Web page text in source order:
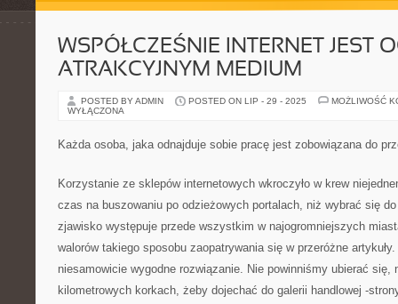
WSPÓŁCZEŚNIE INTERNET JEST
ATRAKCYJNYM MEDIUM
POSTED BY ADMIN POSTED ON LIP - 29 - 2025
MOŻLIWOŚĆ
WYŁĄCZONA
Każda osoba, jaka odnajduje sobie pracę jest zobowiązana do
Korzystanie ze sklepów internetowych wkroczyło w krew
czas na buszowaniu po odzieżowych portalach, niż wybrać się
zjawisko występuje przede wszystkim w najogromniejszych
walorów takiego sposobu zaopatrywania się w przeróżne
niesamowicie wygodne rozwiązanie. Nie powinniśmy ubierać się,
kilometrowych korkach, żeby dojechać do galerii handlowej -